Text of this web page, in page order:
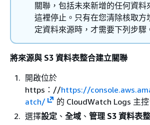
關聯，包括未來新增的任何資料
這裡停止。只有在您清除核取方
定資料來源時，才需要下列步驟
將來源與 S3 資料表整合建立關聯
開啟位於
https：//https://
atch/
的 CloudWatch Logs 主控
選擇設定 、 全域 、 管理 S3 資料表